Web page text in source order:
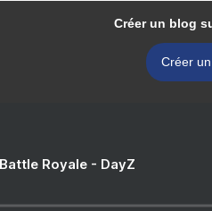
Créer un blog
Créer
Royale - DayZ